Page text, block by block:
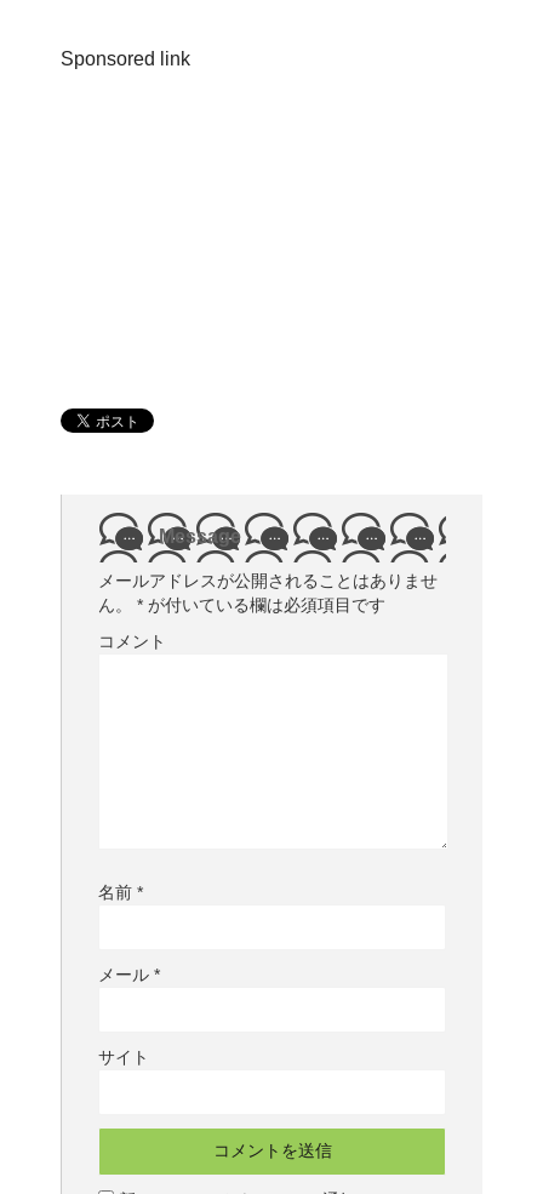
Sponsored link
Message
メールアドレスが公開されることはありませ
ん。
* が付いている欄は必須項目です
コメント
名前 *
メール *
サイト